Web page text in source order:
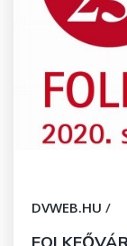
DVWEB.HU /